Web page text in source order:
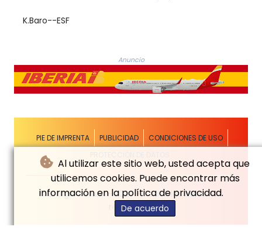
Al utilizar este sitio web, usted acepta que
utilicemos cookies. Puede encontrar más
información en la política de privacidad.
De acuerdo
K.Baro--ESF
Anuncio
PIE DE IMPRENTA PUBLICIDAD
CONDICIONES DE USO
© El Siglo Futuro - 2026 - Todos los derechos
reservados